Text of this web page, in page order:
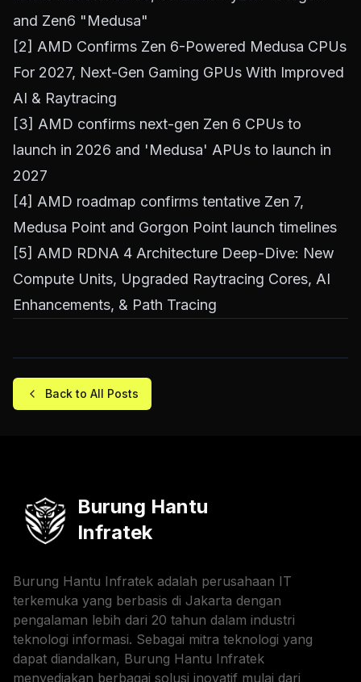
and Zen6 "Medusa"
[2] AMD Confirms Zen 6-Powered Medusa CPUs
For 2027, Next-Gen Gaming GPUs With Improved
AI & Raytracing
[3] AMD confirms next-gen Zen 6 CPUs to
launch in 2026 and 'Medusa' APUs to launch in
2027
[4] AMD roadmap confirms tentative Zen 7,
Medusa Point and Gorgon Point launch timelines
[5] AMD RDNA 4 Architecture Deep-Dive: New
Compute Units, Upgraded Raytracing Cores, AI
Enhancements, & Path Tracing
Back to All Posts
Burung Hantu
Infratek
Burung Hantu Infratek adalah perusahaan IT
terkemuka yang berbasis di Jakarta dengan
pengalaman lebih dari 20 tahun dalam industri
teknologi informasi. Sebagai mitra teknologi yang
dapat diandalkan, Burung Hantu Infratek
menyediakan berbagai solusi inovatif mulai dari